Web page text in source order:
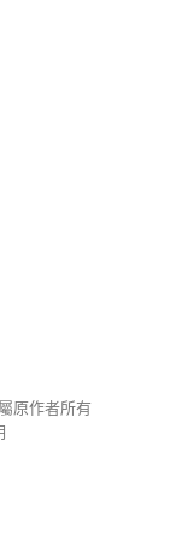
原作者所有